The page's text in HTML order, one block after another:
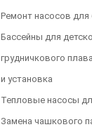
Ремонт насосов для
Бассейны для
грудничкового
и установка
Тепловые насосы
Замена чашкового